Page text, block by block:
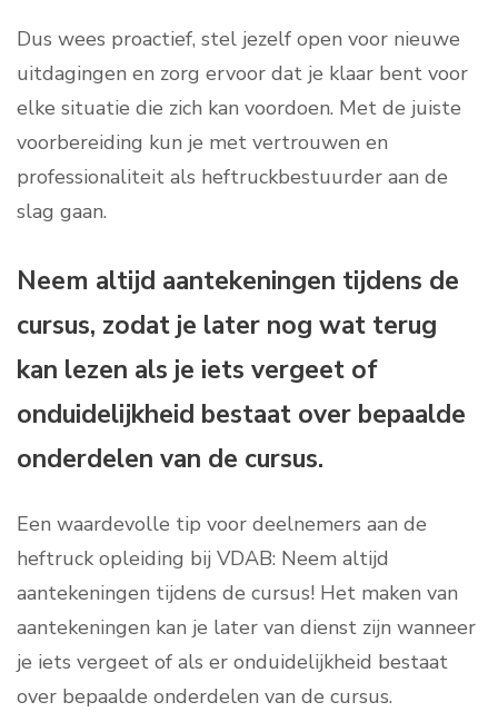
Dus wees proactief, stel jezelf open voor nieuwe
uitdagingen en zorg ervoor dat je klaar bent voor
elke situatie die zich kan voordoen. Met de juiste
voorbereiding kun je met vertrouwen en
professionaliteit als heftruckbestuurder aan de
slag gaan.
Neem altijd aantekeningen tijdens de
cursus, zodat je later nog wat terug
kan lezen als je iets vergeet of
onduidelijkheid bestaat over bepaalde
onderdelen van de cursus.
Een waardevolle tip voor deelnemers aan de
heftruck opleiding bij VDAB: Neem altijd
aantekeningen tijdens de cursus! Het maken van
aantekeningen kan je later van dienst zijn wanneer
je iets vergeet of als er onduidelijkheid bestaat
over bepaalde onderdelen van de cursus.